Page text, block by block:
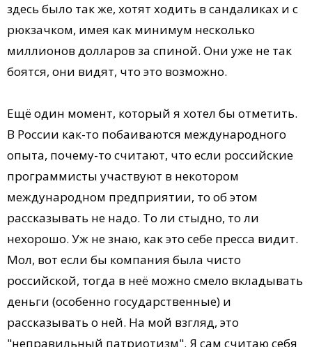
здесь было так же, хотят ходить в сандаликах и с
рюкзачком, имея как минимум несколько
миллионов долларов за спиной. Они уже не так
боятся, они видят, что это возможно.
Ещё один момент, который я хотел бы отметить.
В России как-то побаиваются международного
опыта, почему-то считают, что если российские
программисты участвуют в некотором
международном предприятии, то об этом
рассказывать не надо. То ли стыдно, то ли
нехорошо. Уж не знаю, как это себе пресса видит.
Мол, вот если бы компания была чисто
российской, тогда в неё можно смело вкладывать
деньги (особенно государственные) и
рассказывать о ней. На мой взгляд, это
"неправильный патриотизм". Я сам считаю себя